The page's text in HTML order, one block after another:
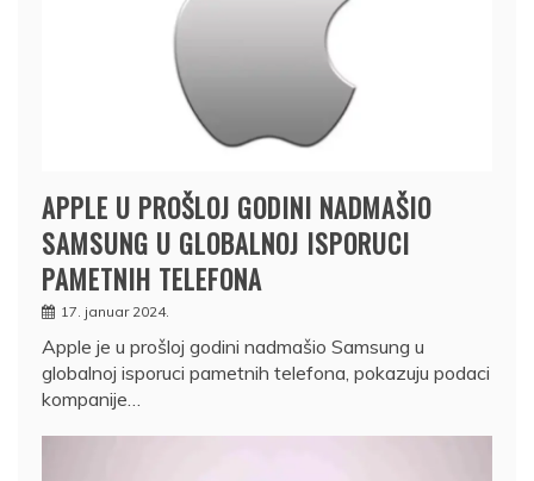
APPLE U PROŠLOJ GODINI NADMAŠIO
SAMSUNG U GLOBALNOJ ISPORUCI
PAMETNIH TELEFONA
17. januar 2024.
Apple je u prošloj godini nadmašio Samsung u
globalnoj isporuci pametnih telefona, pokazuju podaci
kompanije…